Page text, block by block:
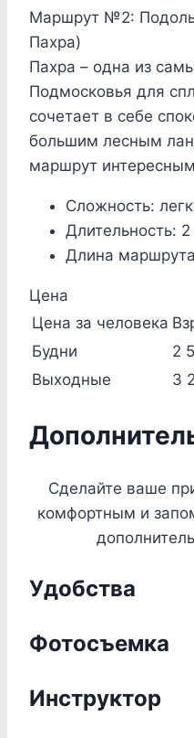
Маршрут №2:
Пахра)
Пахра – одна из
Подмосковья для
сочетает в себе
большим лесным
маршрут
Сложность:
Длительность:
Длина
Цена
Цена за человека
Будни
2
Выходные
3
Сделайте ваше
комфортным и
Удобства
Фотосъемка
Инструктор